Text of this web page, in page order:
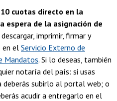
cuotas directo en la
espera de la asignación de
imprimir, firmar y
en el Servicio Externo de
Mandatos. Si lo deseas, también
notaría del país: si usas
subirlo al portal web; o
acudir a entregarlo en el